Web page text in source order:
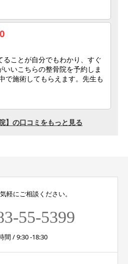
軽にご相談ください。
55-5399
間 / 9:30 -18:30